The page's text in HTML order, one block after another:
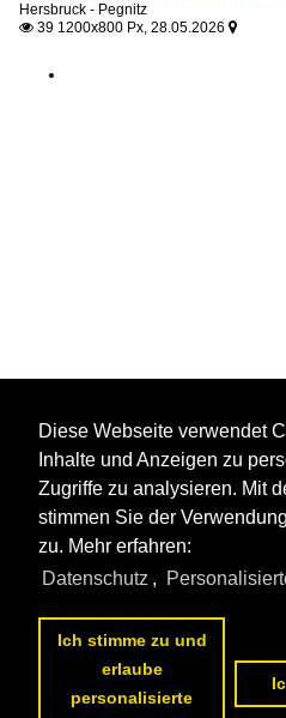
Hersbruck - Pegnitz
 39 1200x800 Px, 28.05.2026 
4 5 6 7
Diese Webseite verwendet
Inhalte und Anzeigen zu
Zugriffe zu analysieren. Mit
stimmen Sie der
zu. Mehr erfahren:
Datenschutz ,
Ich stimme zu und
erlaube
personalisierte